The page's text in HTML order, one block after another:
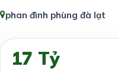
phan đình phùng đà lạt
17 Tỷ